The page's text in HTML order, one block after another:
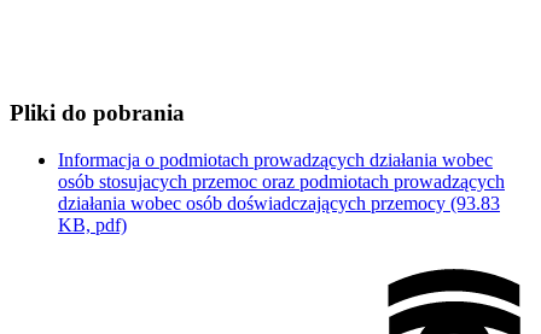
Pliki do pobrania
Informacja o podmiotach prowadzących działania wobec
osób stosujacych przemoc oraz podmiotach prowadzących
działania wobec osób doświadczających przemocy (93.83
KB, pdf)